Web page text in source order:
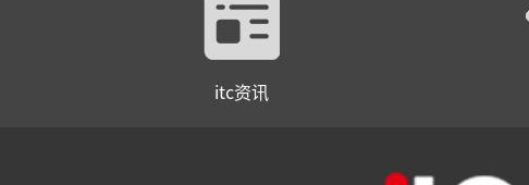
itc资讯